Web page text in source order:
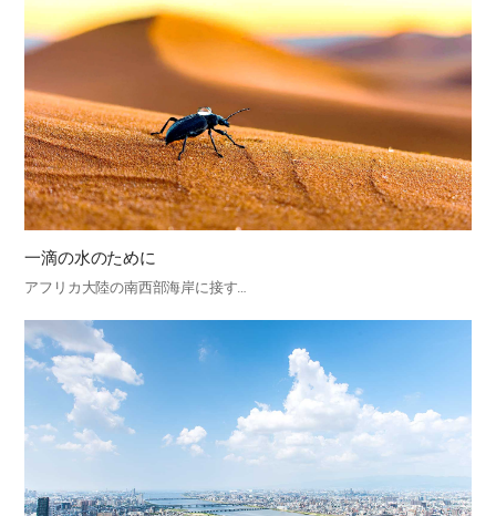
一滴の水のために
アフリカ大陸の南西部海岸に接す…